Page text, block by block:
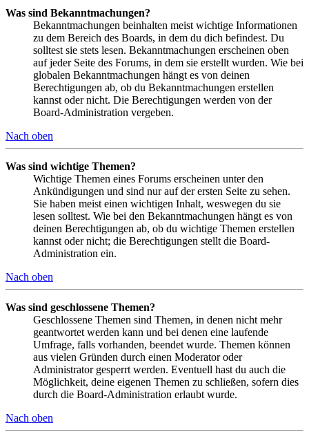
Was sind Bekanntmachungen?
Bekanntmachungen beinhalten meist wichtige Informationen
zu dem Bereich des Boards, in dem du dich befindest. Du
solltest sie stets lesen. Bekanntmachungen erscheinen oben
auf jeder Seite des Forums, in dem sie erstellt wurden. Wie bei
globalen Bekanntmachungen hängt es von deinen
Berechtigungen ab, ob du Bekanntmachungen erstellen
kannst oder nicht. Die Berechtigungen werden von der
Board-Administration vergeben.
Nach oben
Was sind wichtige Themen?
Wichtige Themen eines Forums erscheinen unter den
Ankündigungen und sind nur auf der ersten Seite zu sehen.
Sie haben meist einen wichtigen Inhalt, weswegen du sie
lesen solltest. Wie bei den Bekanntmachungen hängt es von
deinen Berechtigungen ab, ob du wichtige Themen erstellen
kannst oder nicht; die Berechtigungen stellt die Board-
Administration ein.
Nach oben
Was sind geschlossene Themen?
Geschlossene Themen sind Themen, in denen nicht mehr
geantwortet werden kann und bei denen eine laufende
Umfrage, falls vorhanden, beendet wurde. Themen können
aus vielen Gründen durch einen Moderator oder
Administrator gesperrt werden. Eventuell hast du auch die
Möglichkeit, deine eigenen Themen zu schließen, sofern dies
durch die Board-Administration erlaubt wurde.
Nach oben